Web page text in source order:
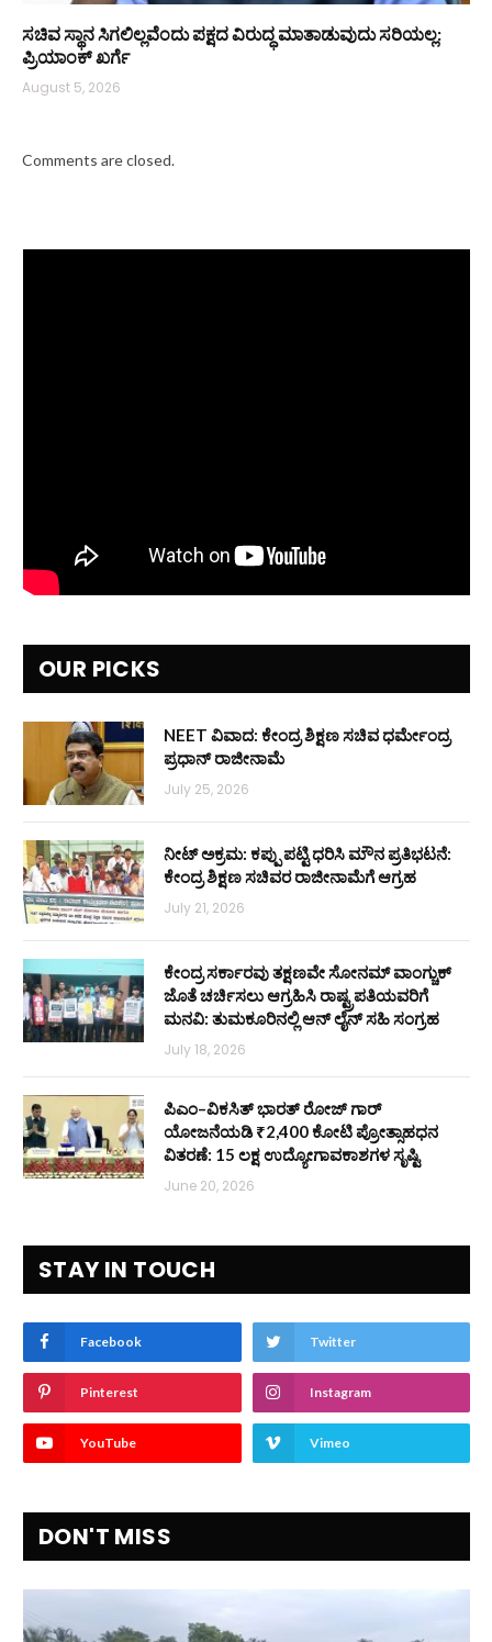
ಸಚಿವ ಸ್ಥಾನ ಸಿಗಲಿಲ್ಲವೆಂದು ಪಕ್ಷದ ವಿರುದ್ಧ ಮಾತಾಡುವುದು ಸರಿಯಲ್ಲ:
ಪ್ರಿಯಾಂಕ್ ಖರ್ಗೆ
August 5, 2026
Comments are closed.
OUR PICKS
NEET ವಿವಾದ: ಕೇಂದ್ರ ಶಿಕ್ಷಣ ಸಚಿವ ಧರ್ಮೇಂದ್ರ
ಪ್ರಧಾನ್ ರಾಜೀನಾಮೆ
July 25, 2026
ನೀಟ್ ಅಕ್ರಮ: ಕಪ್ಪು ಪಟ್ಟಿ ಧರಿಸಿ ಮೌನ ಪ್ರತಿಭಟನೆ:
ಕೇಂದ್ರ ಶಿಕ್ಷಣ ಸಚಿವರ ರಾಜೀನಾಮೆಗೆ ಆಗ್ರಹ
July 21, 2026
ಕೇಂದ್ರ ಸರ್ಕಾರವು ತಕ್ಷಣವೇ ಸೋನಮ್ ವಾಂಗ್ಚುಕ್
ಜೊತೆ ಚರ್ಚಿಸಲು ಆಗ್ರಹಿಸಿ ರಾಷ್ಟ್ರಪತಿಯವರಿಗೆ
ಮನವಿ: ತುಮಕೂರಿನಲ್ಲಿ ಆನ್‌ ಲೈನ್ ಸಹಿ ಸಂಗ್ರಹ
July 18, 2026
ಪಿಎಂ–ವಿಕಸಿತ್ ಭಾರತ್ ರೋಜ್‌ ಗಾರ್
ಯೋಜನೆಯಡಿ ₹2,400 ಕೋಟಿ ಪ್ರೋತ್ಸಾಹಧನ
ವಿತರಣೆ: 15 ಲಕ್ಷ ಉದ್ಯೋಗಾವಕಾಶಗಳ ಸೃಷ್ಟಿ
June 20, 2026
STAY IN TOUCH
Facebook Twitter
Pinterest Instagram
YouTube Vimeo
DON'T MISS